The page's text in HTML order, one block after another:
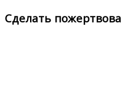
Сделать